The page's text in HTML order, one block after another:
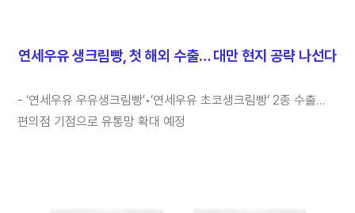
브
랜
연세우유 생크림빵, 첫 해외 수출… 대만 현지 공략 나선다
- ‘연세우유 우유생크림빵’•‘연세우유 초코생크림빵’ 2종 수출…
편의점 기점으로 유통망 확대 예정